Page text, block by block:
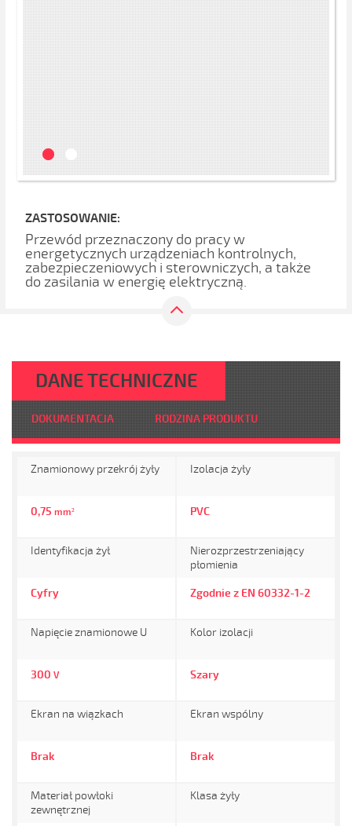
ZASTOSOWANIE:
Przewód przeznaczony do pracy w
energetycznych urządzeniach kontrolnych,
zabezpieczeniowych i sterowniczych, a także
do zasilania w energię elektryczną.
DANE TECHNICZNE
DOKUMENTACJA RODZINA PRODUKTU
Znamionowy przekrój żyły
0,75 mm²
Izolacja żyły
PVC
Identyfikacja żył
Cyfry
Nierozprzestrzeniający
płomienia
Zgodnie z EN 60332-1-2
Napięcie znamionowe U
300 V
Kolor izolacji
Szary
Ekran na wiązkach
Brak
Ekran wspólny
Brak
Materiał powłoki
zewnętrznej
Klasa żyły